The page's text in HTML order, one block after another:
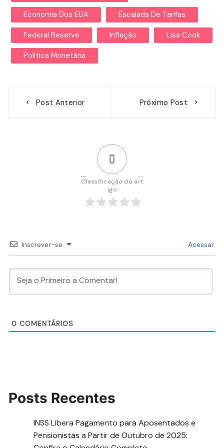
Economia Dos EUA Escalada De Tarifas
Federal Reserve Inflação Lisa Cook
Política Monetária
Post Anterior Próximo Post
0
Classificação do art
igo
Inscrever-se Acessar
0 COMENTÁRIOS
Posts Recentes
INSS Libera Pagamento para Aposentados e
Pensionistas a Partir de Outubro de 2025: